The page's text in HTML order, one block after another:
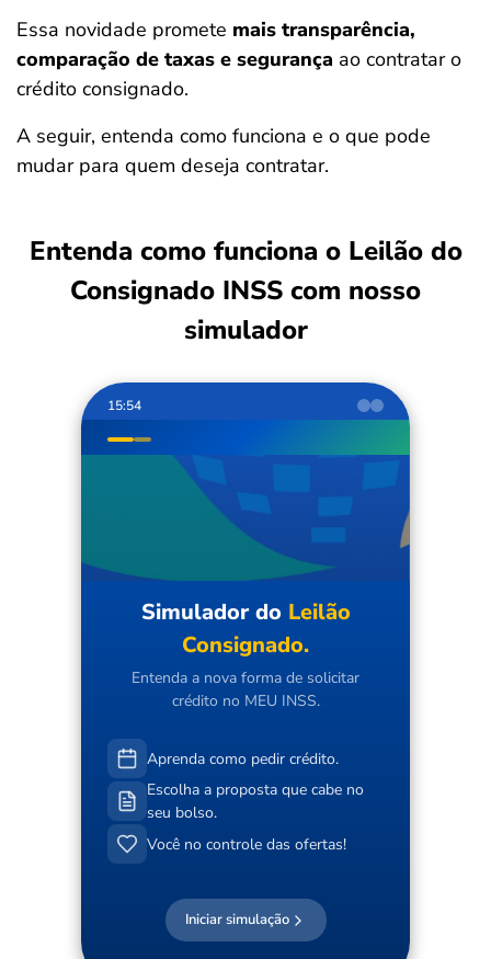
Essa novidade promete mais transparência,
comparação de taxas e segurança ao contratar o
crédito consignado.
A seguir, entenda como funciona e o que pode
mudar para quem deseja contratar.
Entenda como funciona o Leilão do
Consignado INSS com nosso
simulador
15:54
Simulador do Leilão
Consignado.
Entenda a nova forma de solicitar
crédito no MEU INSS.
Aprenda como pedir crédito.
Escolha a proposta que cabe no
seu bolso.
Você no controle das ofertas!
Iniciar simulação